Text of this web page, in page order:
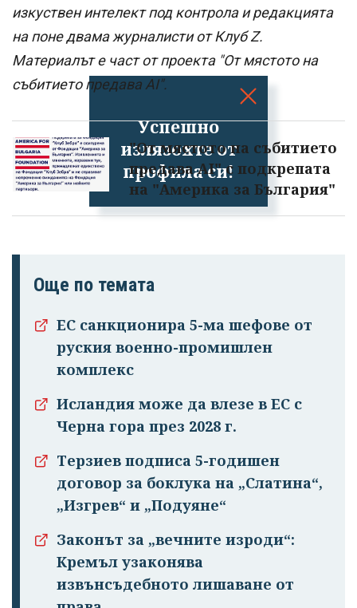
Успешно
излязохте от
профила си!
изкуствен интелект под контрола и редакцията
на поне двама журналисти от Клуб Z.
Материалът е част от проекта "От мястото на
събитието предава AI".
"От мястото на събитието
предава AI" с подкрепата
на "Америка за България"
Още по темата
ЕС санкционира 5-ма шефове от
руския военно-промишлен
комплекс
Исландия може да влезе в ЕС с
Черна гора през 2028 г.
Терзиев подписа 5-годишен
договор за боклука на „Слатина“,
„Изгрев“ и „Подуяне“
Законът за „вечните изроди“:
Кремъл узаконява
извънсъдебното лишаване от